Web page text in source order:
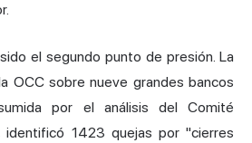
el segundo punto de presión. La
OCC sobre nueve grandes bancos
por el análisis del Comité
identificó 1423 quejas por "cierres